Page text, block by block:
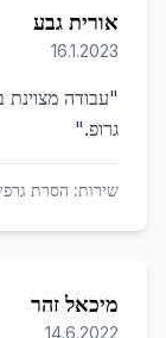
אורית גבע
16.1.2023
"עבודה
גרופ."
שירות: הסרת
מיכאל זהר
14.6.2022